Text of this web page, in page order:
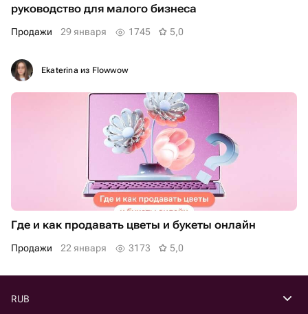
руководство для малого бизнеса
продажи 29 января 1745 5,0
Ekaterina из Flowwow
Где и как продавать цветы и букеты онлайн
продажи 22 января 3173 5,0
RUB